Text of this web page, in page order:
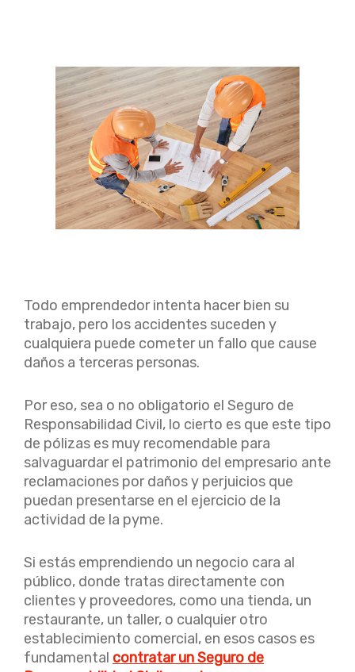
Todo emprendedor intenta hacer bien su
trabajo, pero los accidentes suceden y
cualquiera puede cometer un fallo que cause
daños a terceras personas.
Por eso, sea o no obligatorio el Seguro de
Responsabilidad Civil, lo cierto es que este tipo
de pólizas es muy recomendable para
salvaguardar el patrimonio del empresario ante
reclamaciones por daños y perjuicios que
puedan presentarse en el ejercicio de la
actividad de la pyme.
Si estás emprendiendo un negocio cara al
público, donde tratas directamente con
clientes y proveedores, como una tienda, un
restaurante, un taller, o cualquier otro
establecimiento comercial, en esos casos es
fundamental contratar un Seguro de